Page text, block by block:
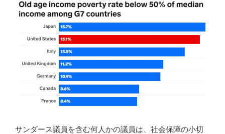
サンダース議員を含む何人かの議員は、社会保障の小切